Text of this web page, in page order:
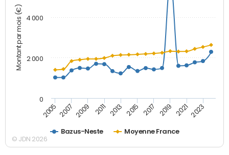
Montant par mois (€)
Bazus-Neste Moyenne France
2005 2007 2009 2011 2013 2015 2017 2019 2021 2023
0
2 000
4 000
© JDN 2026